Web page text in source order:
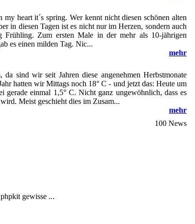
my heart it´s spring. Wer kennt nicht diesen schönen alten
in diesen Tagen ist es nicht nur im Herzen, sondern auch
Frühling. Zum ersten Male in der mehr als 10-jährigen
es einen milden Tag. Nic...
mehr
da sind wir seit Jahren diese angenehmen Herbstmonate
hatten wir Mittags noch 18° C - und jetzt das: Heute um
gerade einmal 1,5° C. Nicht ganz ungewöhnlich, dass es
Meist geschieht dies im Zusam...
mehr
100 News
gewisse ...